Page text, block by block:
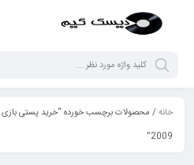
خانه
2009”